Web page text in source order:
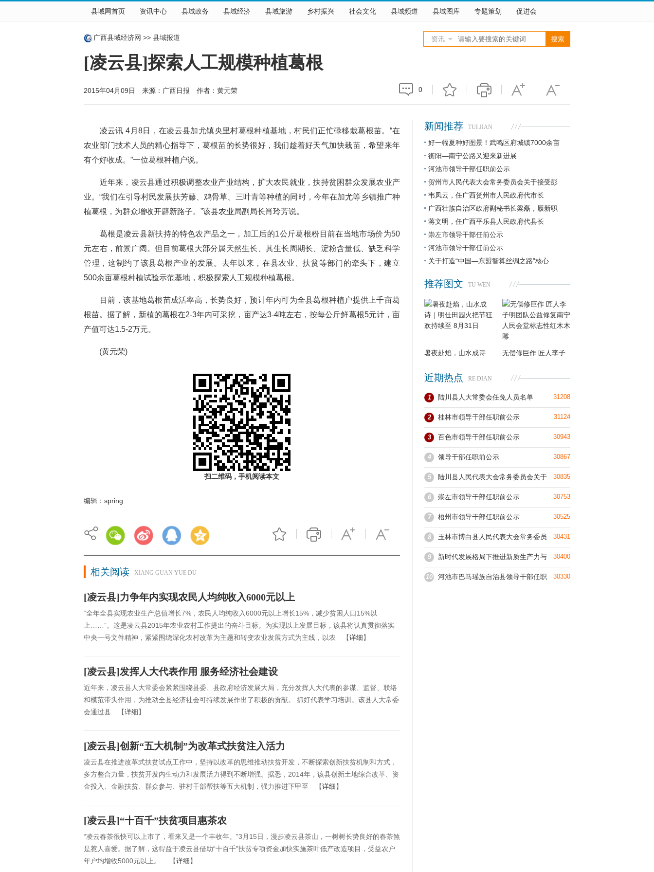
县域网首页 资讯中心 县域政务 县域经济 县域旅游 乡村振兴 社会文化 县域频道 县域图库 专题策划 促进会
广西县域经济网 >> 县域报道
[凌云县]探索人工规模种植葛根
资讯
2015年04月09日 来源： 广西日报 作者：黄元荣 0
凌云讯 4月8日，在凌云县加尤镇央里村葛根种植基地，村民们正忙碌移栽葛根苗。“在
农业部门技术人员的精心指导下，葛根苗的长势很好，我们趁着好天气加快栽苗，希望来年
有个好收成。”一位葛根种植户说。
近年来，凌云县通过积极调整农业产业结构，扩大农民就业，扶持贫困群众发展农业产
业。“我们在引导村民发展扶芳藤、鸡骨草、三叶青等种植的同时，今年在加尤等乡镇推广种
植葛根，为群众增收开辟新路子。”该县农业局副局长肖玲芳说。
葛根是凌云县新扶持的特色农产品之一，加工后的1公斤葛根粉目前在当地市场价为50
元左右，前景广阔。但目前葛根大部分属天然生长、其生长周期长、淀粉含量低、缺乏科学
管理，这制约了该县葛根产业的发展。去年以来，在县农业、扶贫等部门的牵头下，建立
500余亩葛根种植试验示范基地，积极探索人工规模种植葛根。
目前，该基地葛根苗成活率高，长势良好，预计年内可为全县葛根种植户提供上千亩葛
根苗。据了解，新植的葛根在2-3年内可采挖，亩产达3-4吨左右，按每公斤鲜葛根5元计，亩
产值可达1.5-2万元。
(黄元荣)
扫二维码，手机阅读本文
编辑：spring
相关阅读 XIANG GUAN YUE DU
[凌云县]力争年内实现农民人均纯收入6000元以上
“全年全县实现农业生产总值增长7%，农民人均纯收入6000元以上增长15%，减少贫困人口15%以
上……”。这是凌云县2015年农业农村工作提出的奋斗目标。为实现以上发展目标，该县将认真贯彻落实
中央一号文件精神，紧紧围绕深化农村改革为主题和转变农业发展方式为主线，以农 【详细】
[凌云县]发挥人大代表作用 服务经济社会建设
近年来，凌云县人大常委会紧紧围绕县委、县政府经济发展大局，充分发挥人大代表的参谋、监督、联络
和模范带头作用，为推动全县经济社会可持续发展作出了积极的贡献。 抓好代表学习培训。该县人大常委
会通过县 【详细】
[凌云县]创新“五大机制”为改革式扶贫注入活力
凌云县在推进改革式扶贫试点工作中，坚持以改革的思维推动扶贫开发，不断探索创新扶贫机制和方式，
多方整合力量，扶贫开发内生动力和发展活力得到不断增强。据悉，2014年，该县创新土地综合改革、资
金投入、金融扶贫、群众参与、驻村干部帮扶等五大机制，强力推进下甲至 【详细】
[凌云县]“十百千”扶贫项目惠茶农
“凌云春茶很快可以上市了，看来又是一个丰收年。”3月15日，漫步凌云县茶山，一树树长势良好的春茶煞
是惹人喜爱。据了解，这得益于凌云县借助“十百千”扶贫专项资金加快实施茶叶低产改造项目，受益农户
年户均增收5000元以上。 【详细】
新闻推荐 TUI JIAN
好一幅夏种好图景！武鸣区府城镇7000余亩
衡阳—南宁公路又迎来新进展
河池市领导干部任职前公示
贺州市人民代表大会常务委员会关于接受彭
韦凤云，任广西贺州市人民政府代市长
广西壮族自治区政府副秘书长梁磊，履新职
蒋文明，任广西平乐县人民政府代县长
崇左市领导干部任前公示
河池市领导干部任前公示
关于打造“中国—东盟智算丝绸之路”核心
推荐图文 TU WEN
暑夜赴焰，山水成诗 无偿修巨作 匠人李子
近期热点 RE DIAN
1 陆川县人大常委会任免人员名单 31208
2 桂林市领导干部任职前公示 31124
3 百色市领导干部任职前公示 30943
4 领导干部任职前公示 30867
5 陆川县人民代表大会常务委员会关于 30835
6 崇左市领导干部任职前公示 30753
7 梧州市领导干部任职前公示 30525
8 玉林市博白县人民代表大会常务委员 30431
9 新时代发展格局下推进新质生产力与 30400
10 河池市巴马瑶族自治县领导干部任职 30330